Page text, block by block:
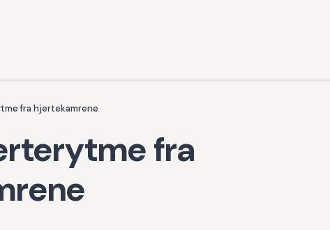
fra hjertekamrene
fra